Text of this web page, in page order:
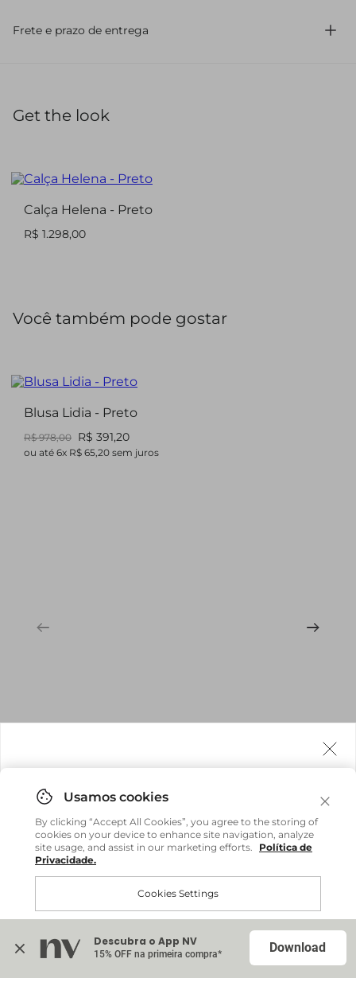
Com modelagem assimétrica e oversized
Comprimento regular
Com barra reta
Sem bolso
modelagem oversized e corte assimétrico. De
comprimento regular, traz gola e barra retas, além de
mangas 7/8, criando um visual sofisticado e
contemporâneo.
Frete e prazo de entrega
Get the look
Calça Helena - Preto
R$ 1.298,00
Você também pode gostar
Blusa Lidia - Preto
R$ 978,00 R$ 391,20
ou até 6x R$ 65,20 sem juros
Descubra o App NV
15% OFF na primeira compra* Download
em sua casa, não importa onde você estiver.
Comprar no site internacional
Internacional
By clicking “Accept All Cookies”, you agree to the storing of
cookies on your device to enhance site navigation, analyze
site usage, and assist in our marketing efforts.
Política de
Privacidade.
Cookies Settings
Accept All Cookies